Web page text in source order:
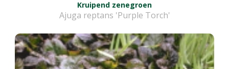
Kruipend zenegroen
Ajuga reptans 'Purple Torch'